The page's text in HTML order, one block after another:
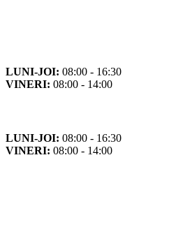
LUNI-JOI: 08:00 - 16:30
VINERI: 08:00 - 14:00
LUNI-JOI: 08:00 - 16:30
VINERI: 08:00 - 14:00